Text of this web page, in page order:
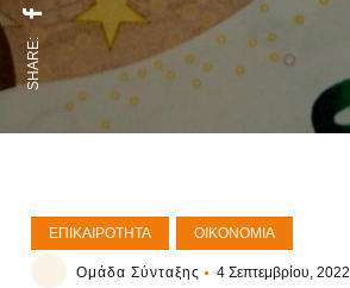
SHARE:
ΕΠΙΚΑΙΡΌΤΗΤΑ ΟΙΚΟΝΟΜΊΑ
Ομάδα Σύνταξης 4 Σεπτεμβρίου, 2022